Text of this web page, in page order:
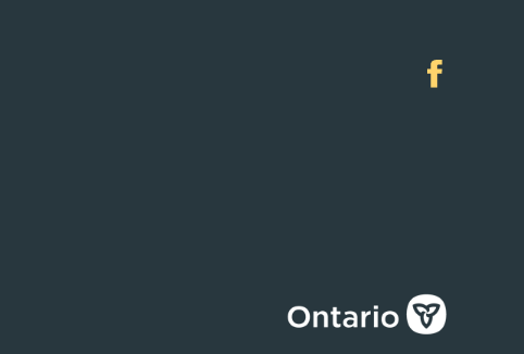
Facebook